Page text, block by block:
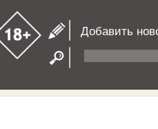
Добавить